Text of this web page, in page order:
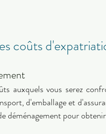
coûts
auxquels vous serez
d'emballage et
déménagement pour